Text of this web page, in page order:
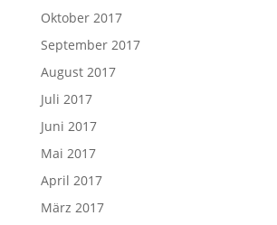
Oktober 2017
September 2017
August 2017
Juli 2017
Juni 2017
Mai 2017
April 2017
März 2017